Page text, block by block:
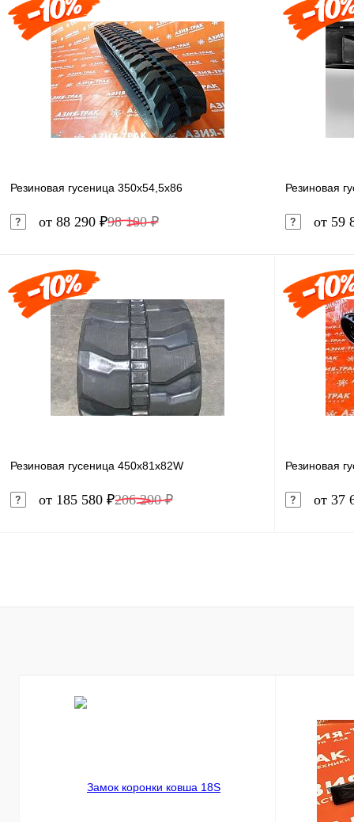
Купить в 1 клик Сравнение
В избранное В наличии
Купить в
В
Резиновая гусеница 350x54,5x86
от 88 290 ₽98 100 ₽
Купить в 1 клик Сравнение
В избранное В наличии
Резиновая
от 59
Купить в
В
Резиновая гусеница 450x81x82W
от 185 580 ₽206 200 ₽
Резиновая
от 37